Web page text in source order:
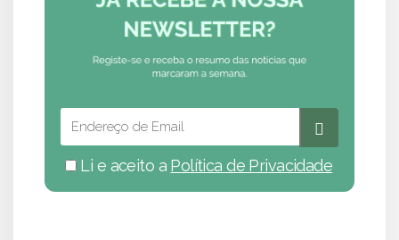
Li e aceito a Política de Privacidade